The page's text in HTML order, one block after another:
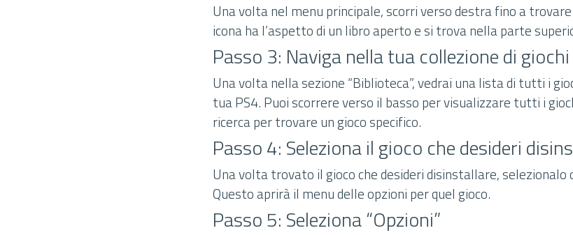
Una volta nel menu principale, scorri verso destra fino a trovare
icona ha l’aspetto di un libro aperto e si trova nella parte
Passo 3: Naviga nella tua collezione di giochi
Una volta nella sezione “Biblioteca”, vedrai una lista di tutti i
tua PS4. Puoi scorrere verso il basso per visualizzare tutti i
ricerca per trovare un gioco specifico.
Passo 4: Seleziona il gioco che desideri
Una volta trovato il gioco che desideri disinstallare, selezionalo
Questo aprirà il menu delle opzioni per quel gioco.
Passo 5: Seleziona “Opzioni”